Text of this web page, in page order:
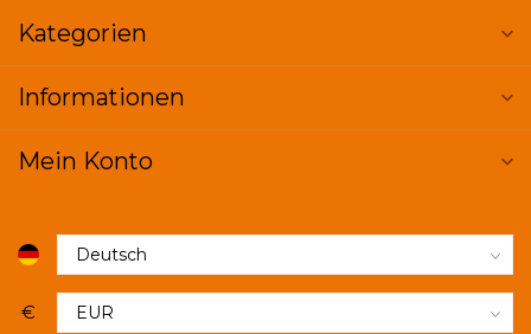
Kategorien
Informationen
Mein Konto
€